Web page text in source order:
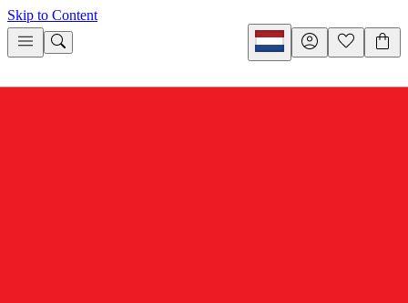
Skip to Content